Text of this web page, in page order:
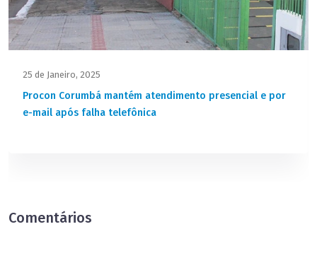
25 de Janeiro, 2025
Procon Corumbá mantém atendimento presencial e por
e-mail após falha telefônica
Comentários